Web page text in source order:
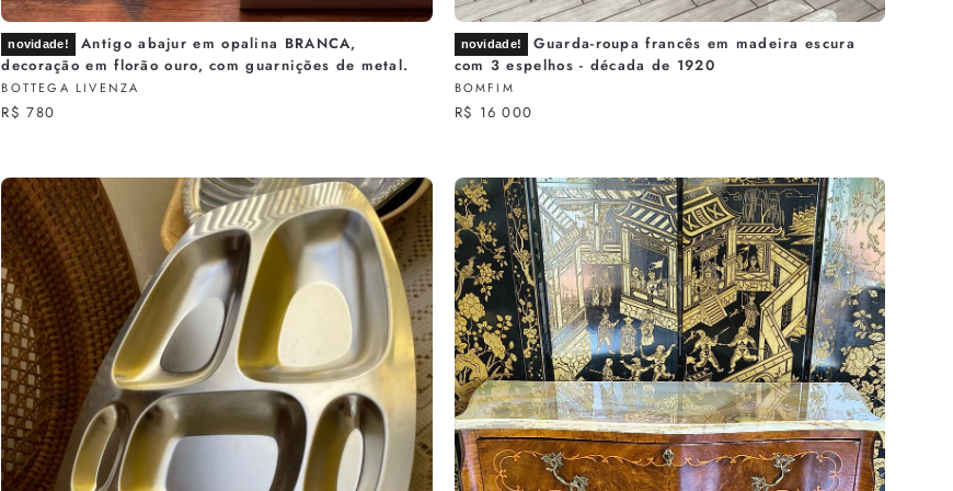
novidade!
Antigo abajur em opalina BRANCA,
decoração em florão ouro, com guarnições de metal.
BOTTEGA LIVENZA
R$ 780
novidade!
Guarda-roupa francês em madeira escura
com 3 espelhos - década de 1920
BOMFIM
R$ 16 000